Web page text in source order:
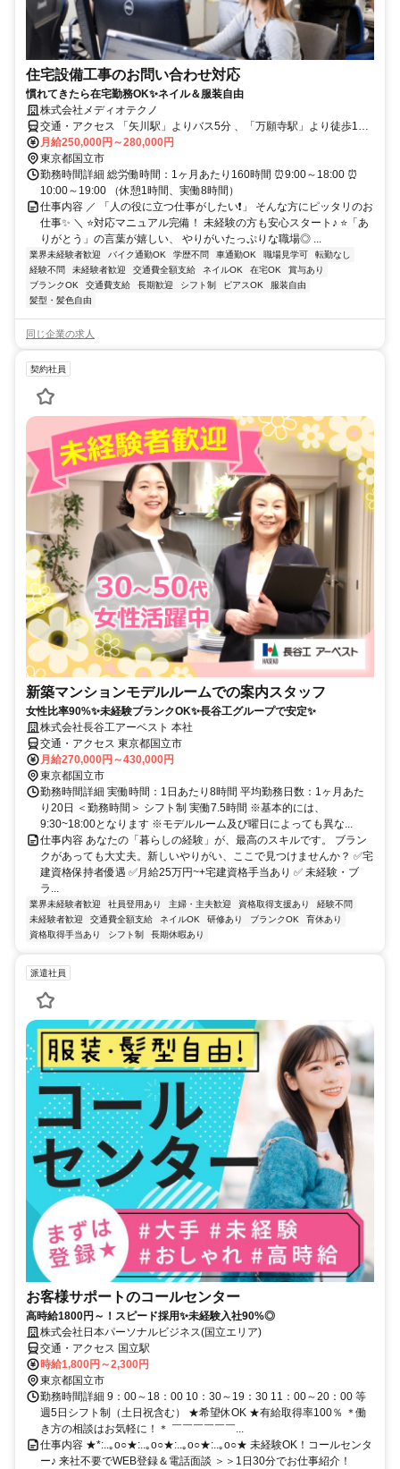
住宅設備工事のお問い合わせ対応
慣れてきたら在宅勤務OK✨ネイル＆服装自由
株式会社メディオテクノ
交通・アクセス 「矢川駅」よりバス5分 、「万願寺駅」より徒歩15
分
月給250,000円～280,000円
東京都国立市
勤務時間詳細 総労働時間：1ヶ月あたり160時間 ⏰9:00～18:00 ⏰
10:00～19:00 （休憩1時間、実働8時間）
仕事内容 ／ 「人の役に立つ仕事がしたい❗」 そんな方にピッタリのお
仕事✨ ＼ ⭐対応マニュアル完備！ 未経験の方も安心スタート♪ ⭐「あ
りがとう」の言葉が嬉しい、 やりがいたっぷりな職場◎ ...
業界未経験者歓迎 バイク通勤OK 学歴不問 車通勤OK 職場見学可
転勤なし
経験不問
未経験者歓迎 交通費全額支給 ネイルOK 在宅OK
賞与あり
ブランクOK
交通費支給 長期歓迎 シフト制 ピアスOK
服装自由
髪型・髪色自由
同じ企業の求人
契約社員
新築マンションモデルルームでの案内スタッフ
女性比率90%✨未経験ブランクOK✨長谷工グループで安定✨
株式会社長谷工アーベスト 本社
交通・アクセス 東京都国立市
月給270,000円～430,000円
東京都国立市
勤務時間詳細 実働時間：1日あたり8時間 平均勤務日数：1ヶ月あた
り20日 ＜勤務時間＞ シフト制 実働7.5時間 ※基本的には、
9:30~18:00となります ※モデルルーム及び曜日によっても異な...
仕事内容 あなたの「暮らしの経験」が、最高のスキルです。 ブラン
クがあっても大丈夫。新しいやりがい、ここで見つけませんか？ ✅宅
建資格保持者優遇 ✅月給25万円~+宅建資格手当あり ✅ 未経験・ブ
ラ...
業界未経験者歓迎 社員登用あり 主婦・主夫歓迎 資格取得支援あり
経験不問
未経験者歓迎
交通費全額支給 ネイルOK 研修あり ブランクOK
育休あり
資格取得手当あり
シフト制 長期休暇あり
派遣社員
お客様サポートのコールセンター
高時給1800円～！スピード採用✨未経験入社90%◎
株式会社日本パーソナルビジネス(国立エリア)
交通・アクセス 国立駅
時給1,800円～2,300円
東京都国立市
勤務時間詳細 9：00～18：00 10：30～19：30 11：00～20：00 等
週5日シフト制（土日祝含む） ★希望休OK ★有給取得率100％ ＊働
き方の相談はお気軽に！＊ ￣￣￣￣￣￣...
仕事内容 ★*:..｡o○★:..｡o○★:..｡o○★:..｡o○★ 未経験OK！コールセンタ
ー♪ 来社不要でWEB登録＆電話面談 ＞＞1日30分でお仕事紹介！